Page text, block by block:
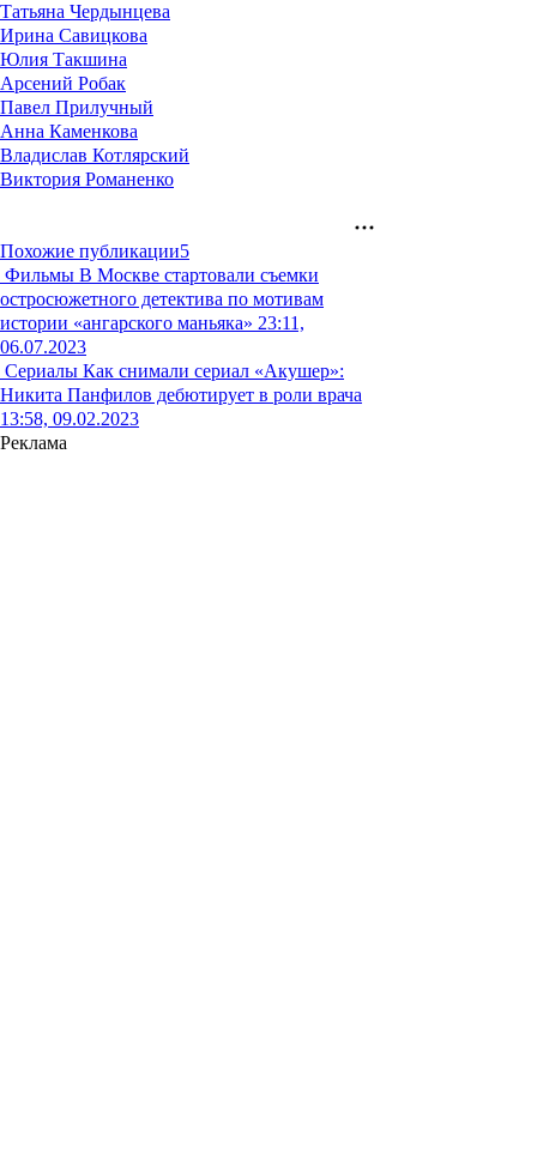
Татьяна Чердынцева
Ирина Савицкова
Юлия Такшина
Арсений Робак
Павел Прилучный
Анна Каменкова
Владислав Котлярский
Виктория Романенко
Похожие публикации5
Фильмы В Москве стартовали съемки
остросюжетного детектива по мотивам
истории «ангарского маньяка» 23:11,
06.07.2023
Сериалы Как снимали сериал «Акушер»:
Никита Панфилов дебютирует в роли врача
13:58, 09.02.2023
Реклама